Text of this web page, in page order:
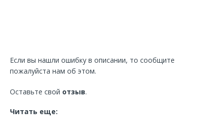
Если вы нашли ошибку в описании, то сообщите
пожалуйста нам об этом.
Оставьте свой отзыв.
Читать еще: